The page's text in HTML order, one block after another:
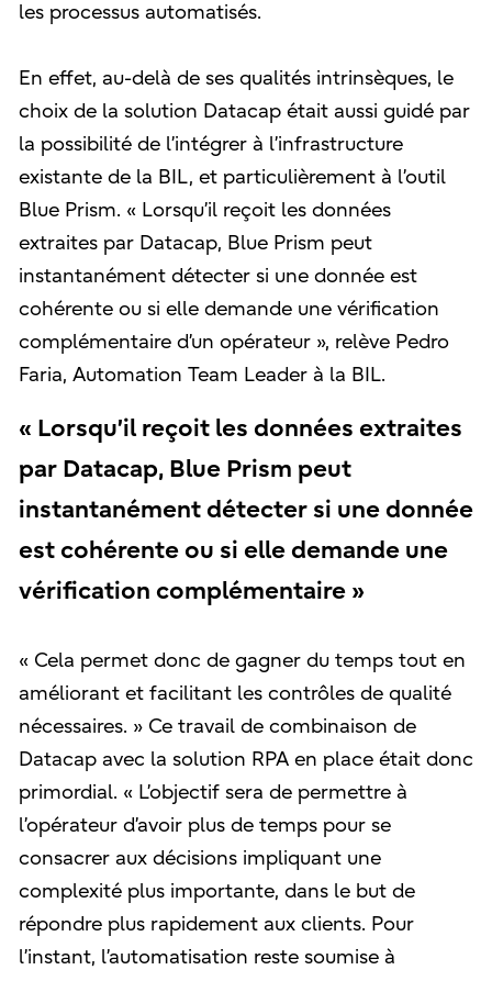
les processus automatisés.
En effet, au-delà de ses qualités intrinsèques, le
choix de la solution Datacap était aussi guidé par
la possibilité de l’intégrer à l’infrastructure
existante de la BIL, et particulièrement à l’outil
Blue Prism. « Lorsqu’il reçoit les données
extraites par Datacap, Blue Prism peut
instantanément détecter si une donnée est
cohérente ou si elle demande une vérification
complémentaire d’un opérateur », relève Pedro
Faria, Automation Team Leader à la BIL.
« Lorsqu’il reçoit les données extraites
par Datacap, Blue Prism peut
instantanément détecter si une donnée
est cohérente ou si elle demande une
vérification complémentaire »
« Cela permet donc de gagner du temps tout en
améliorant et facilitant les contrôles de qualité
nécessaires. » Ce travail de combinaison de
Datacap avec la solution RPA en place était donc
primordial. « L’objectif sera de permettre à
l’opérateur d’avoir plus de temps pour se
consacrer aux décisions impliquant une
complexité plus importante, dans le but de
répondre plus rapidement aux clients. Pour
l’instant, l’automatisation reste soumise à